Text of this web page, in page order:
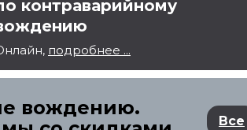
контраварийному
подробнее ...
вождению.
Все